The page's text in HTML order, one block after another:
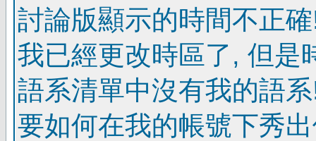
討論版顯示的時間不正
我已經更改時區了, 但是
語系清單中沒有我的語
要如何在我的帳號下秀